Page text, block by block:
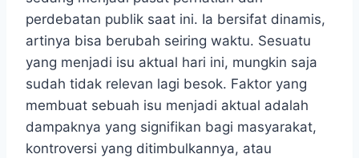
perdebatan publik saat ini. Ia bersifat dinamis,
artinya bisa berubah seiring waktu. Sesuatu
yang menjadi isu aktual hari ini, mungkin saja
sudah tidak relevan lagi besok. Faktor yang
membuat sebuah isu menjadi aktual adalah
dampaknya yang signifikan bagi masyarakat,
kontroversi yang ditimbulkannya, atau